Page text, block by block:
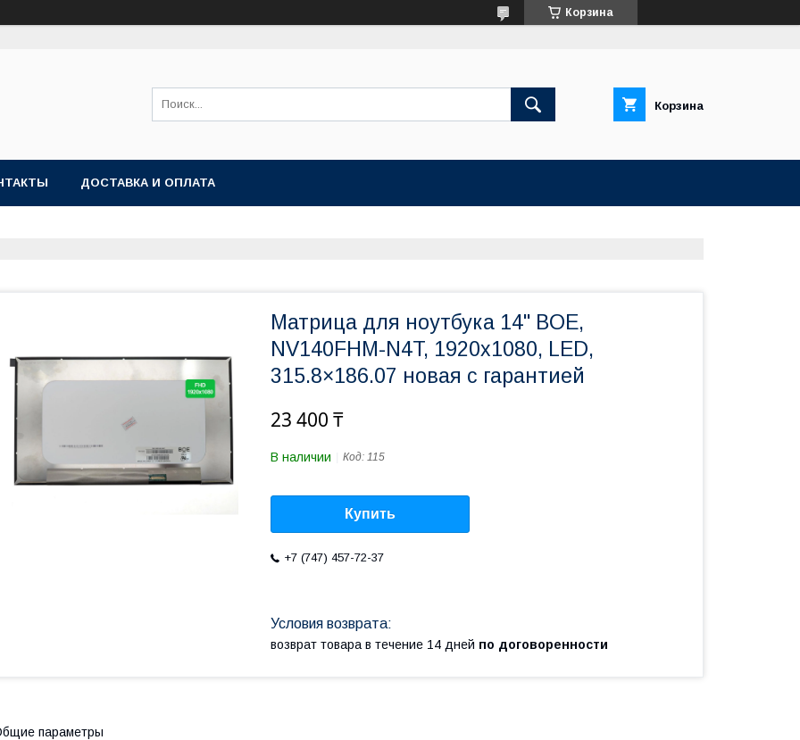
Корзина
Корзина
ДОСТАВКА И ОПЛАТА
Матрица для ноутбука 14" BOE,
NV140FHM-N4T, 1920x1080, LED,
315.8×186.07 новая с гарантией
23 400 ₸
В наличии Код: 115
Купить
+7 (747) 457-72-37
возврат товара в течение 14 дней по договоренности
параметры